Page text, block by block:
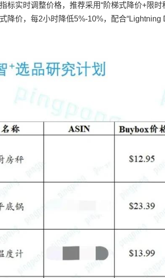
标实时调整价格，推荐采用“阶梯式降价+限
降价，每2小时降低5%-10%，配合“Lightning